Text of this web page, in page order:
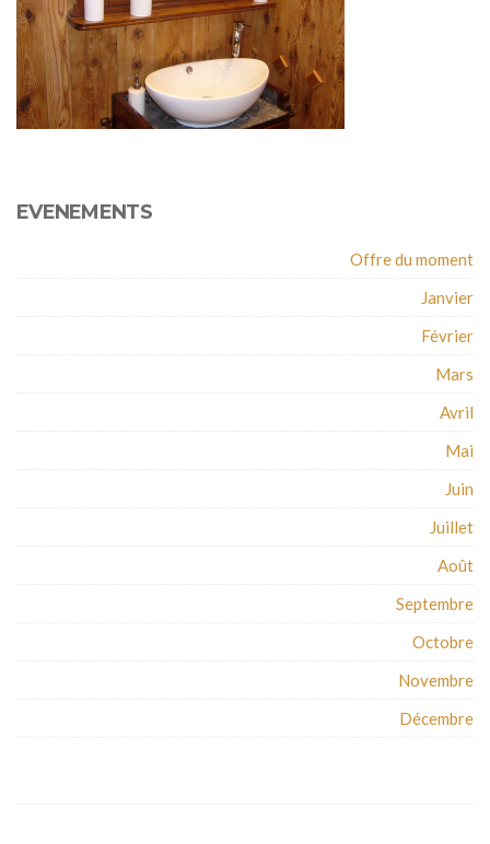
EVENEMENTS
Offre du moment
Janvier
Février
Mars
Avril
Mai
Juin
Juillet
Août
Septembre
Octobre
Novembre
Décembre